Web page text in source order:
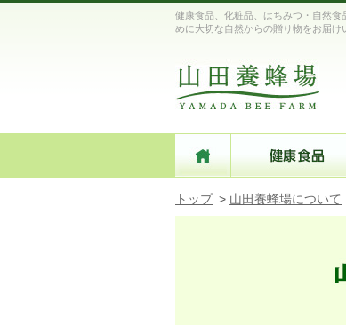
健康食品、化粧品、はちみつ・自然
めに大切な自然からの贈り物をお届け
トップ > 山田養蜂場について